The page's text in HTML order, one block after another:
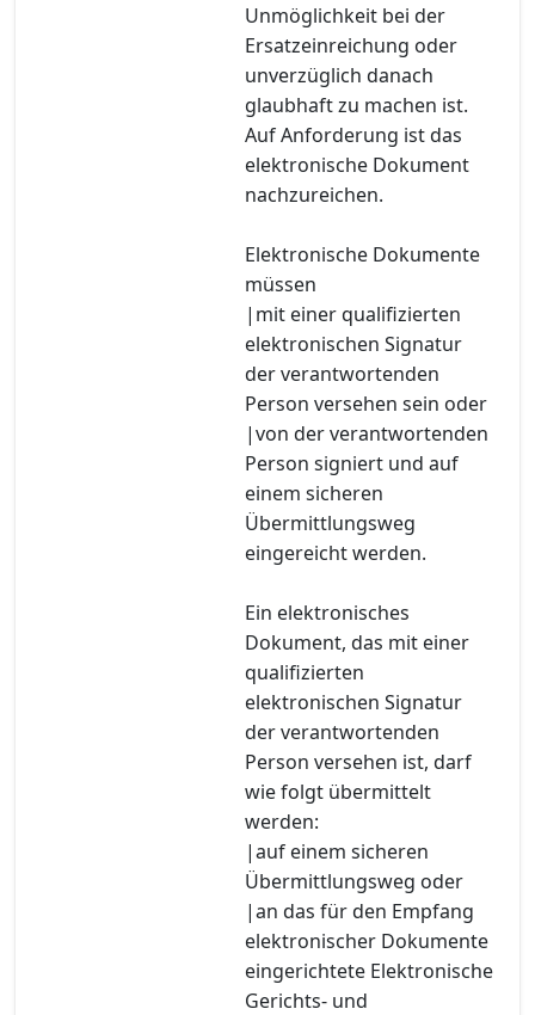
Unmöglichkeit bei der
Ersatzeinreichung oder
unverzüglich danach
glaubhaft zu machen ist.
Auf Anforderung ist das
elektronische Dokument
nachzureichen.
Elektronische Dokumente
müssen
|mit einer qualifizierten
elektronischen Signatur
der verantwortenden
Person versehen sein oder
|von der verantwortenden
Person signiert und auf
einem sicheren
Übermittlungsweg
eingereicht werden.
Ein elektronisches
Dokument, das mit einer
qualifizierten
elektronischen Signatur
der verantwortenden
Person versehen ist, darf
wie folgt übermittelt
werden:
|auf einem sicheren
Übermittlungsweg oder
|an das für den Empfang
elektronischer Dokumente
eingerichtete Elektronische
Gerichts- und